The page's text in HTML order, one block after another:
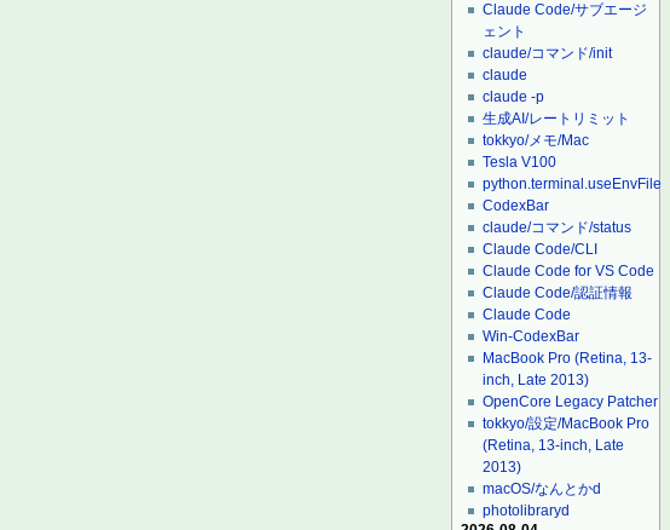
Claude Code/サブエージ
ェント
claude/コマンド/init
claude
claude -p
生成AI/レートリミット
tokkyo/メモ/Mac
Tesla V100
python.terminal.useEnvFile
CodexBar
claude/コマンド/status
Claude Code/CLI
Claude Code for VS Code
Claude Code/認証情報
Claude Code
Win-CodexBar
MacBook Pro (Retina, 13-
inch, Late 2013)
OpenCore Legacy Patcher
tokkyo/設定/MacBook Pro
(Retina, 13-inch, Late
2013)
macOS/なんとかd
photolibraryd